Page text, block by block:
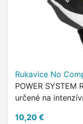
Rukavice No
POWER SYSTEM
určené na
10,20 €